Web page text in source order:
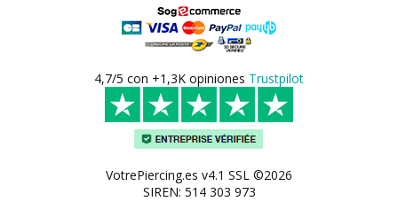
4,7/5 con +1,3K opiniones Trustpilot
VotrePiercing.es v4.1 SSL ©2026
SIREN: 514 303 973